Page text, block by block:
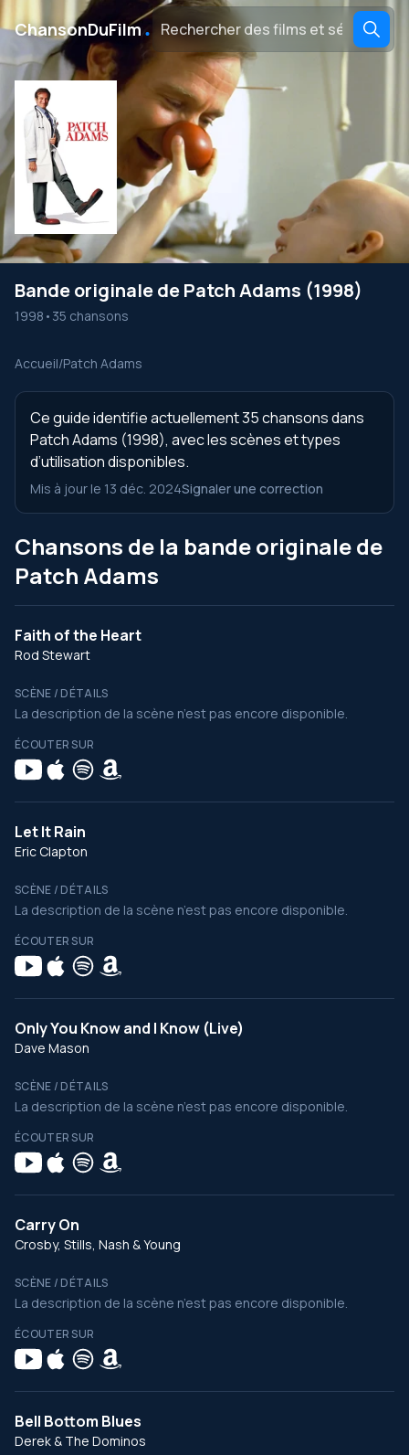
ChansonDuFilm․
Bande originale de Patch Adams (1998)
1998 • 35 chansons
Accueil/Patch Adams
Ce guide identifie actuellement 35 chansons dans
Patch Adams (1998), avec les scènes et types
d’utilisation disponibles.
Mis à jour le 13 déc. 2024Signaler une correction
Chansons de la bande originale de
Patch Adams
Faith of the Heart
Rod Stewart
SCÈNE / DÉTAILS
La description de la scène n’est pas encore disponible.
ÉCOUTER SUR
Let It Rain
Eric Clapton
SCÈNE / DÉTAILS
La description de la scène n’est pas encore disponible.
ÉCOUTER SUR
Only You Know and I Know (Live)
Dave Mason
SCÈNE / DÉTAILS
La description de la scène n’est pas encore disponible.
ÉCOUTER SUR
Carry On
Crosby, Stills, Nash & Young
SCÈNE / DÉTAILS
La description de la scène n’est pas encore disponible.
ÉCOUTER SUR
Bell Bottom Blues
Derek & The Dominos